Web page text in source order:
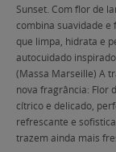
Sunset. Com flor de
combina suavidade e
que limpa, hidrata e
autocuidado
(Massa Marseille) A
nova fragrância: Flor
cítrico e delicado,
refrescante e
trazem ainda mais